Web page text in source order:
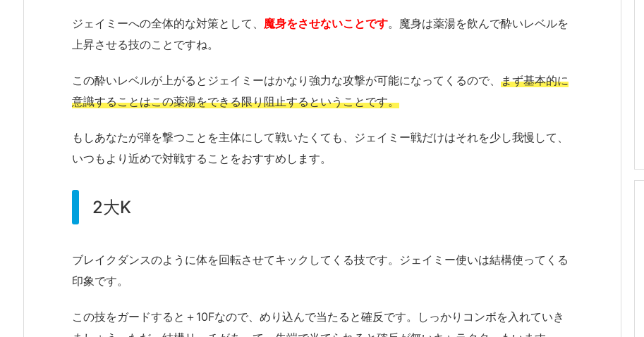
ジェイミーへの全体的な対策として、 魔身をさせないことです。魔身は薬湯を飲んで酔いレベルを
上昇させる技のことですね。
この酔いレベルが上がるとジェイミーはかなり強力な攻撃が可能になってくるので、 まず基本的に
意識することはこの薬湯をできる限り阻止するということです。
もしあなたが弾を撃つことを主体にして戦いたくても、ジェイミー戦だけはそれを少し我慢して、
いつもより近めで対戦することをおすすめします。
2大K
ブレイクダンスのように体を回転させてキックしてくる技です。ジェイミー使いは結構使ってくる
印象です。
この技をガードすると＋10Fなので、めり込んで当たると確反です。しっかりコンボを入れていき